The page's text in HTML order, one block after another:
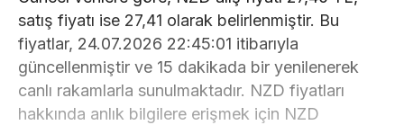
satış fiyatı ise 27,41 olarak belirlenmiştir. Bu
fiyatlar, 24.07.2026 22:45:01 itibarıyla
güncellenmiştir ve 15 dakikada bir yenilenerek
canlı rakamlarla sunulmaktadır. NZD fiyatları
hakkında anlık bilgilere erişmek için NZD